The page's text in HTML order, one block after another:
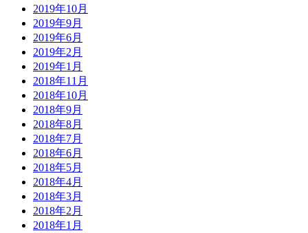
2019年10月
2019年9月
2019年6月
2019年2月
2019年1月
2018年11月
2018年10月
2018年9月
2018年8月
2018年7月
2018年6月
2018年5月
2018年4月
2018年3月
2018年2月
2018年1月